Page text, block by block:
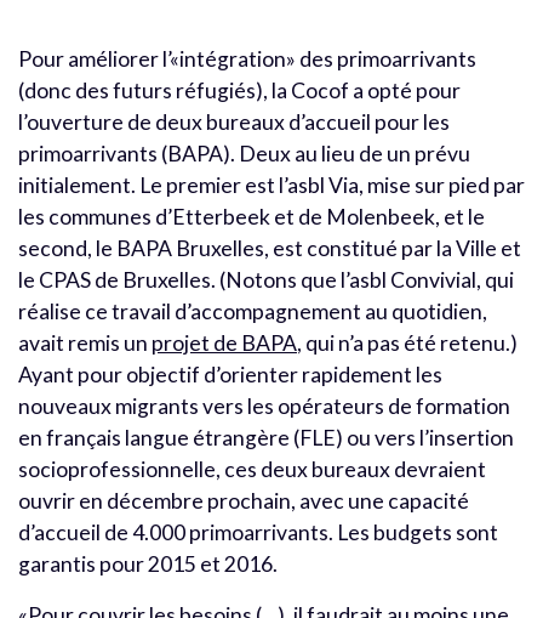
Pour améliorer l’«intégration» des primoarrivants
(donc des futurs réfugiés), la Cocof a opté pour
l’ouverture de deux bureaux d’accueil pour les
primoarrivants (BAPA). Deux au lieu de un prévu
initialement. Le premier est l’asbl Via, mise sur pied par
les communes d’Etterbeek et de Molenbeek, et le
second, le BAPA Bruxelles, est constitué par la Ville et
le CPAS de Bruxelles. (Notons que l’asbl Convivial, qui
réalise ce travail d’accompagnement au quotidien,
avait remis un projet de BAPA, qui n’a pas été retenu.)
Ayant pour objectif d’orienter rapidement les
nouveaux migrants vers les opérateurs de formation
en français langue étrangère (FLE) ou vers l’insertion
socioprofessionnelle, ces deux bureaux devraient
ouvrir en décembre prochain, avec une capacité
d’accueil de 4.000 primoarrivants. Les budgets sont
garantis pour 2015 et 2016.